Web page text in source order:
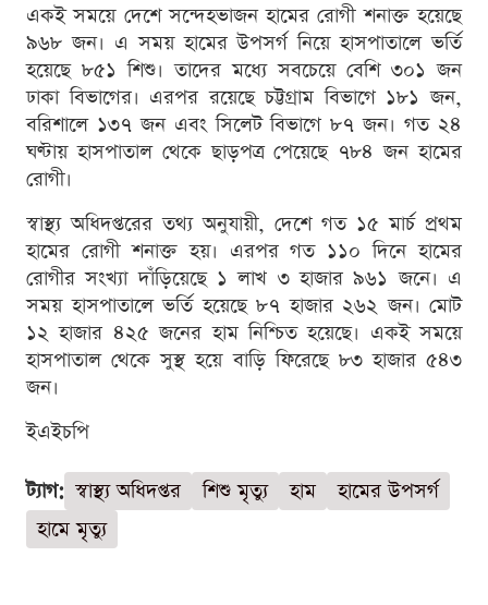
একই সময়ে দেশে সন্দেহভাজন হামের রোগী শনাক্ত হয়েছে
৯৬৮ জন। এ সময় হামের উপসর্গ নিয়ে হাসপাতালে ভর্তি
হয়েছে ৮৫১ শিশু। তাদের মধ্যে সবচেয়ে বেশি ৩০১ জন
ঢাকা বিভাগের। এরপর রয়েছে চট্টগ্রাম বিভাগে ১৮১ জন,
বরিশালে ১৩৭ জন এবং সিলেট বিভাগে ৮৭ জন। গত ২৪
ঘণ্টায় হাসপাতাল থেকে ছাড়পত্র পেয়েছে ৭৮৪ জন হামের
রোগী।
স্বাস্থ্য অধিদপ্তরের তথ্য অনুযায়ী, দেশে গত ১৫ মার্চ প্রথম
হামের রোগী শনাক্ত হয়। এরপর গত ১১০ দিনে হামের
রোগীর সংখ্যা দাঁড়িয়েছে ১ লাখ ৩ হাজার ৯৬১ জনে। এ
সময় হাসপাতালে ভর্তি হয়েছে ৮৭ হাজার ২৬২ জন। মোট
১২ হাজার ৪২৫ জনের হাম নিশ্চিত হয়েছে। একই সময়ে
হাসপাতাল থেকে সুস্থ হয়ে বাড়ি ফিরেছে ৮৩ হাজার ৫৪৩
জন।
ইএইচপি
ট্যাগ: স্বাস্থ্য অধিদপ্তর শিশু মৃত্যু হাম
হামের উপসর্গ
হামে মৃত্যু